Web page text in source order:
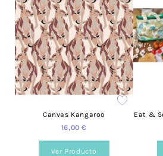
Canvas Kangaroo
16,00 €
Ver Producto
Eat &